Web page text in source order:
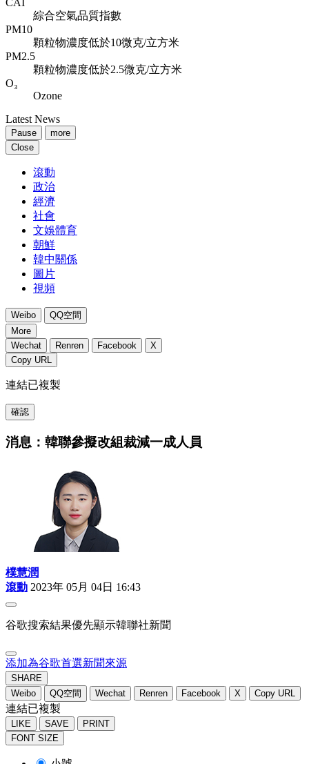
CAI
綜合空氣品質指數
PM10
顆粒物濃度低於10微克/立方米
PM2.5
顆粒物濃度低於2.5微克/立方米
O₃
Ozone
Latest News
Pause
more
Close
滾動
政治
經濟
社會
文娛體育
朝鮮
韓中關係
圖片
視頻
Weibo
QQ空間
More
Wechat
Renren Facebook
X
Copy URL
連結已複製
確認
消息：韓聯參擬改組裁減一成人員
樸慧潤
滾動 2023年 05月 04日 16:43
谷歌搜索結果優先顯示韓聯社新聞
添加為谷歌首選新聞來源
SHARE
Weibo
QQ空間 Wechat Renren Facebook X Copy URL
連結已複製
LIKE SAVE
PRINT
FONT SIZE